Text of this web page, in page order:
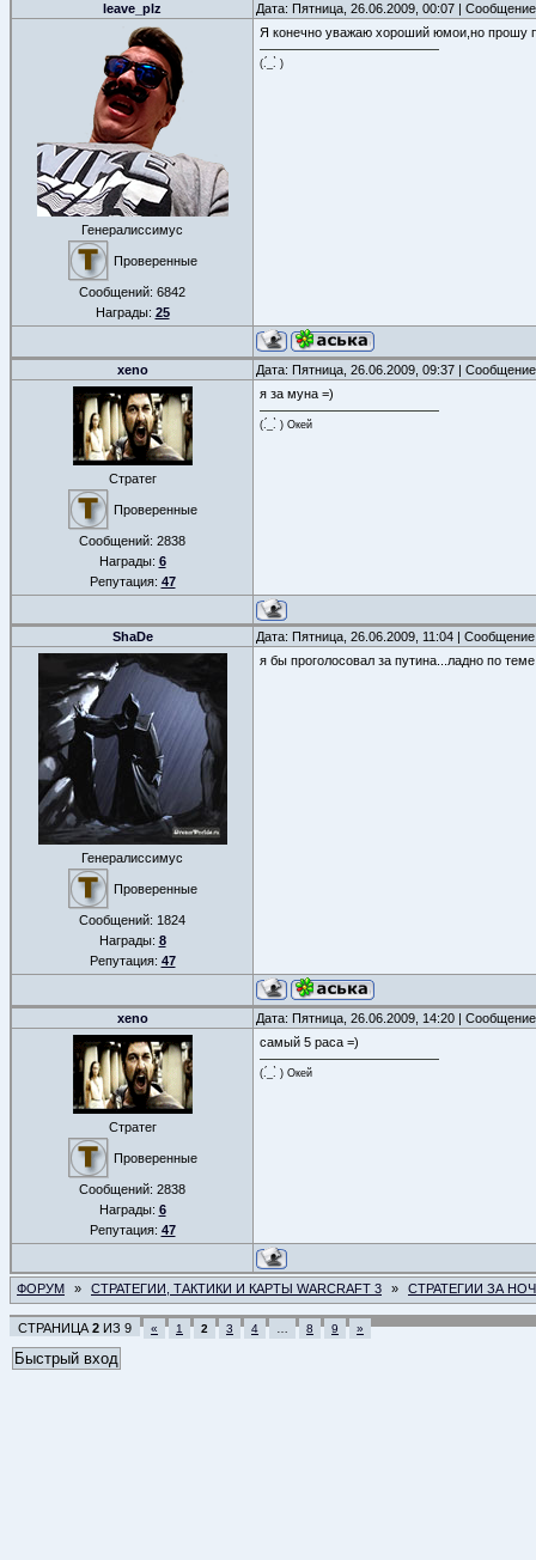
leave_plz Дата: Пятница, 26.06.2009, 00:07 |
Генералиссимус
Проверенные
Сообщений: 6842
Награды: 25
Я конечно уважаю хороший юмои,но прошу
(.́_.̀ )
xeno Дата: Пятница, 26.06.2009, 09:37 |
Стратег
Проверенные
Сообщений: 2838
Награды: 6
Репутация: 47
я за муна =)
(.́_.̀ ) Окей
ShaDe Дата: Пятница, 26.06.2009, 11:04 |
Генералиссимус
Проверенные
Сообщений: 1824
Награды: 8
Репутация: 47
я бы проголосовал за путина...ладно по
xeno Дата: Пятница, 26.06.2009, 14:20 |
Стратег
Проверенные
Сообщений: 2838
Награды: 6
Репутация: 47
самый 5 раса =)
(.́_.̀ ) Окей
ФОРУМ » СТРАТЕГИИ, ТАКТИКИ И КАРТЫ WARCRAFT 3 » СТРАТЕГИИ ЗА
СТРАНИЦА 2 ИЗ 9 « 1 2 3 4 8 9 »